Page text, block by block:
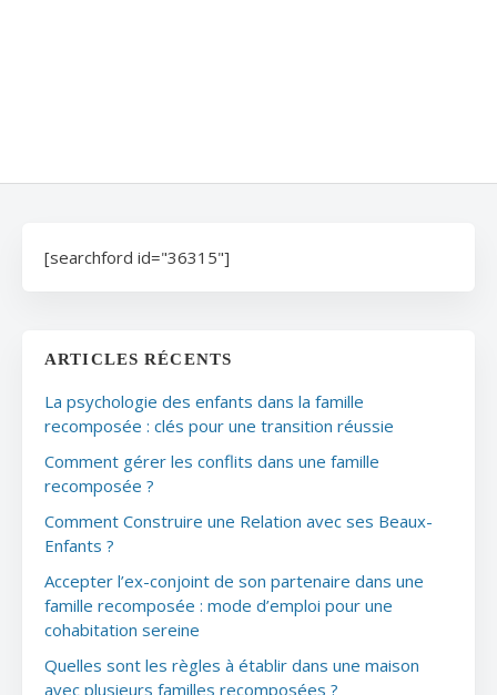
[searchford id="36315"]
ARTICLES RÉCENTS
La psychologie des enfants dans la famille
recomposée : clés pour une transition réussie
Comment gérer les conflits dans une famille
recomposée ?
Comment Construire une Relation avec ses Beaux-
Enfants ?
Accepter l’ex-conjoint de son partenaire dans une
famille recomposée : mode d’emploi pour une
cohabitation sereine
Quelles sont les règles à établir dans une maison
avec plusieurs familles recomposées ?